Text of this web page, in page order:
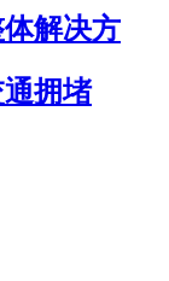
解决方
拥堵